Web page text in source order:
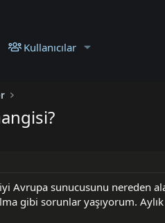
Kullanıcılar
Avrupa sunucusunu nereden
gibi sorunlar yaşıyorum.